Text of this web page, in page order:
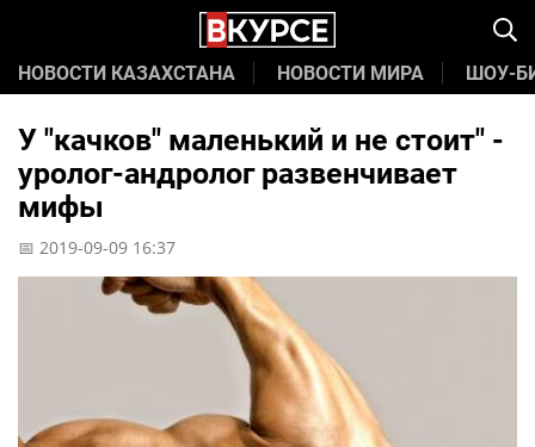
НОВОСТИ КАЗАХСТАНА НОВОСТИ МИРА ШОУ-
У "качков" маленький и не стоит" -
уролог-андролог развенчивает
мифы
📅 2019-09-09 16:37